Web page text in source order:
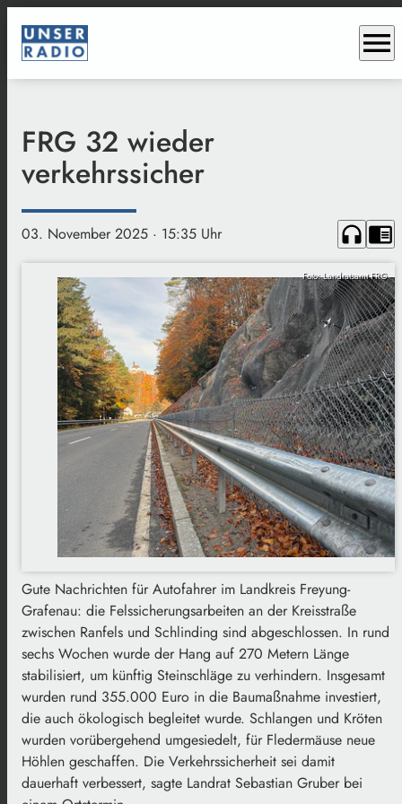
menu
FRG 32 wieder
verkehrssicher
03. November 2025 · 15:35 Uhr headphones chrome_reader_mode
Foto: Landratsamt FRG
Gute Nachrichten für Autofahrer im Landkreis Freyung-
Grafenau: die Felssicherungsarbeiten an der Kreisstraße
zwischen Ranfels und Schlinding sind abgeschlossen. In rund
sechs Wochen wurde der Hang auf 270 Metern Länge
stabilisiert, um künftig Steinschläge zu verhindern. Insgesamt
wurden rund 355.000 Euro in die Baumaßnahme investiert,
die auch ökologisch begleitet wurde. Schlangen und Kröten
wurden vorübergehend umgesiedelt, für Fledermäuse neue
Höhlen geschaffen. Die Verkehrssicherheit sei damit
dauerhaft verbessert, sagte Landrat Sebastian Gruber bei